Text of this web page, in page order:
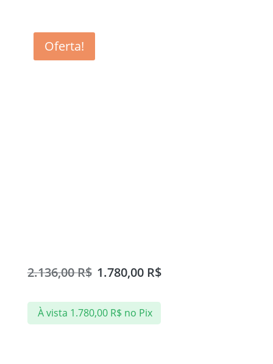
Oferta!
2.136,00R$ 1.780,00 R$
À vista 1.780,00 R$ no Pix